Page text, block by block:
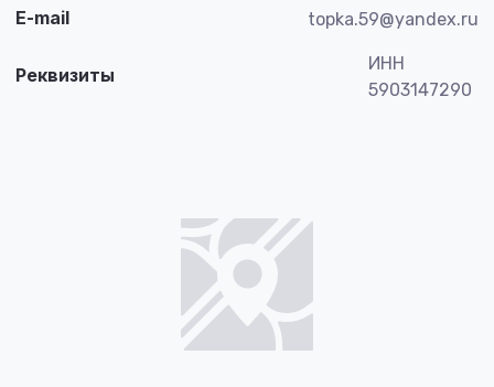
E-mail topka.59@yandex.ru
Реквизиты
ИНН
5903147290